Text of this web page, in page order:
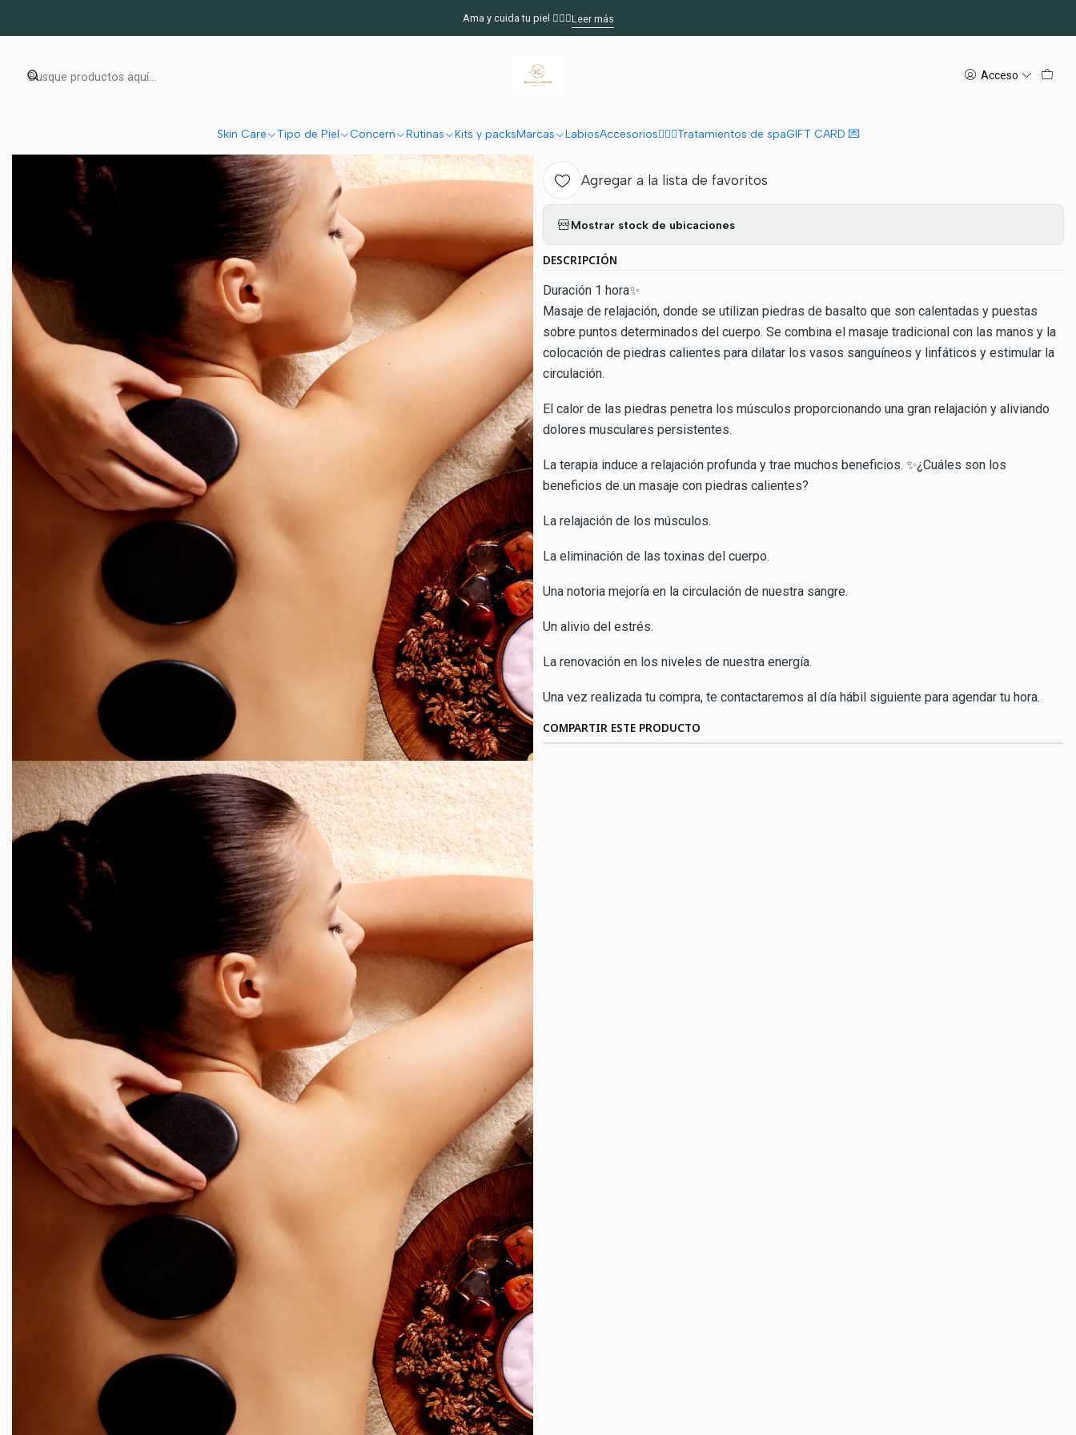
Acceso
Skin Care Tipo de Piel Concern Rutinas Kits y packsMarcas LabiosAccesorios🧖🏽‍♀️Tratamientos de spaGIFT CARD 💌
Ama y cuida tu piel 🧖🏻‍♀️Leer más
🧖🏽‍♀️Tratamientos de spa Masaje piedras Calientes
|
Masaje piedras Calientes
Agregar al Carro
Agregar a la lista de favoritos
Mostrar stock de ubicaciones
DESCRIPCIÓN
Duración 1 hora✨
Masaje de relajación, donde se utilizan piedras de basalto que son calentadas y puestas
sobre puntos determinados del cuerpo. Se combina el masaje tradicional con las manos y la
colocación de piedras calientes para dilatar los vasos sanguíneos y linfáticos y estimular la
circulación.
El calor de las piedras penetra los músculos proporcionando una gran relajación y aliviando
dolores musculares persistentes.
La terapia induce a relajación profunda y trae muchos beneficios. ✨¿Cuáles son los
beneficios de un masaje con piedras calientes?
La relajación de los músculos.
La eliminación de las toxinas del cuerpo.
Una notoria mejoría en la circulación de nuestra sangre.
Un alivio del estrés.
La renovación en los niveles de nuestra energía.
Una vez realizada tu compra, te contactaremos al día hábil siguiente para agendar tu hora.
COMPARTIR ESTE PRODUCTO